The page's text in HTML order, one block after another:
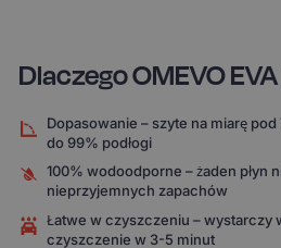
Dlaczego OMEVO
Dopasowanie – szyte na miarę
do 99% podłogi
100% wodoodporne – żaden płyn
nieprzyjemnych zapachów
Łatwe w czyszczeniu – wystarczy
czyszczenie w 3-5 minut